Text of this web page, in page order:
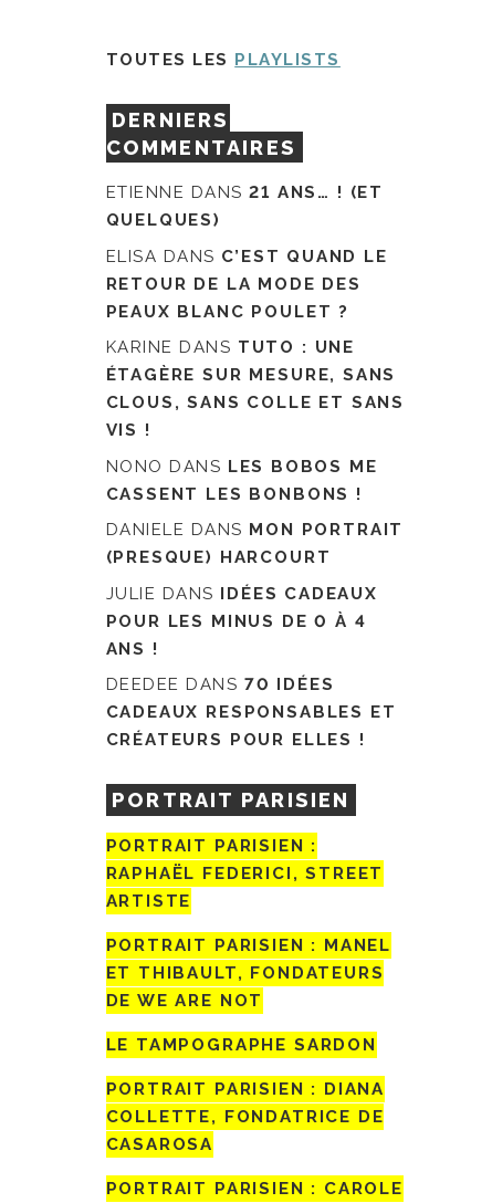
TOUTES LES PLAYLISTS
DERNIERS
COMMENTAIRES
ETIENNE DANS21 ANS… ! (ET
QUELQUES)
ELISA DANS C’EST QUAND LE
RETOUR DE LA MODE DES
PEAUX BLANC POULET ?
KARINE DANS TUTO : UNE
ÉTAGÈRE SUR MESURE, SANS
CLOUS, SANS COLLE ET SANS
VIS !
NONO DANS LES BOBOS ME
CASSENT LES BONBONS !
DANIELE DANS MON PORTRAIT
(PRESQUE) HARCOURT
JULIE DANS IDÉES CADEAUX
POUR LES MINUS DE 0 À 4
ANS !
DEEDEE DANS 70 IDÉES
CADEAUX RESPONSABLES ET
CRÉATEURS POUR ELLES !
PORTRAIT PARISIEN
PORTRAIT PARISIEN :
RAPHAËL FEDERICI, STREET
ARTISTE
PORTRAIT PARISIEN : MANEL
ET THIBAULT, FONDATEURS
DE WE ARE NOT
LE TAMPOGRAPHE SARDON
PORTRAIT PARISIEN : DIANA
COLLETTE, FONDATRICE DE
CASAROSA
PORTRAIT PARISIEN : CAROLE